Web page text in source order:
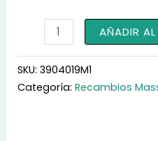
Cerrojo
Tractor
3904019M1
cantidad
AÑADIR
SKU: 3904019M1
Categoría: Recambios